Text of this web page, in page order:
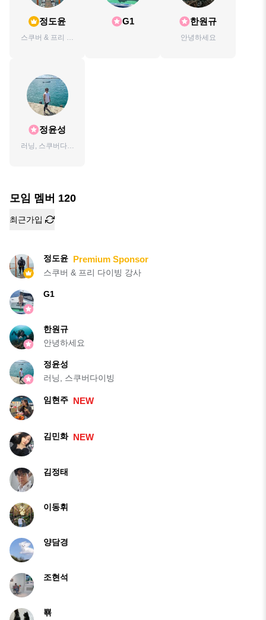
정도윤
스쿠버 & 프리 다
G1 한원규
안녕하세요
정윤성
러닝, 스쿠버다이
모임 멤버 120
최근가입
정도윤 Premium Sponsor
스쿠버 & 프리 다이빙 강사
G1
한원규
안녕하세요
정윤성
러닝, 스쿠버다이빙
임현주 NEW
김민화 NEW
김정태
이동휘
양담경
조현석
뾲